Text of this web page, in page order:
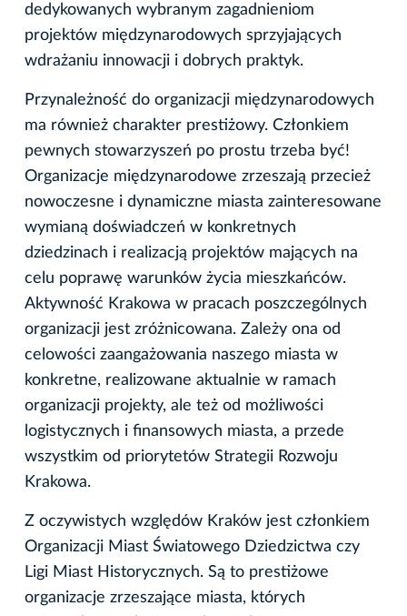
dedykowanych wybranym zagadnieniom
projektów międzynarodowych sprzyjających
wdrażaniu innowacji i dobrych praktyk.
Przynależność do organizacji międzynarodowych
ma również charakter prestiżowy. Członkiem
pewnych stowarzyszeń po prostu trzeba być!
Organizacje międzynarodowe zrzeszają przecież
nowoczesne i dynamiczne miasta zainteresowane
wymianą doświadczeń w konkretnych
dziedzinach i realizacją projektów mających na
celu poprawę warunków życia mieszkańców.
Aktywność Krakowa w pracach poszczególnych
organizacji jest zróżnicowana. Zależy ona od
celowości zaangażowania naszego miasta w
konkretne, realizowane aktualnie w ramach
organizacji projekty, ale też od możliwości
logistycznych i finansowych miasta, a przede
wszystkim od priorytetów Strategii Rozwoju
Krakowa.
Z oczywistych względów Kraków jest członkiem
Organizacji Miast Światowego Dziedzictwa czy
Ligi Miast Historycznych. Są to prestiżowe
organizacje zrzeszające miasta, których